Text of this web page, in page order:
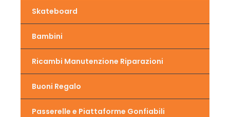
Skateboard
Bambini
Ricambi Manutenzione Riparazioni
Buoni Regalo
Passerelle e Piattaforme Gonfiabili